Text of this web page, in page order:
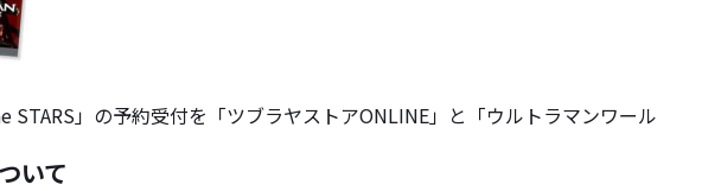
」の予約受付を「ツブラヤストアONLINE」と「ウルトラマンワール
いて